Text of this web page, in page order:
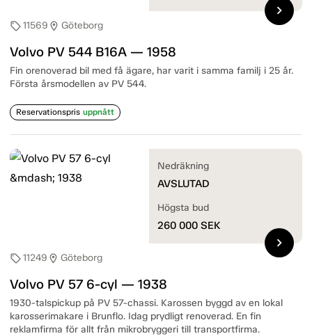
sell11569 location_on Göteborg
Volvo PV 544 B16A — 1958
Fin orenoverad bil med få ägare, har varit i samma familj i 25 år.
Första årsmodellen av PV 544.
Reservationspris uppnått
chevron_right
sell11249 location_on Göteborg
Volvo PV 57 6-cyl — 1938
1930-talspickup på PV 57-chassi. Karossen byggd av en lokal
karosserimakare i Brunflo. Idag prydligt renoverad. En fin
reklamfirma för allt från mikrobryggeri till transportfirma.
Nedräkning
AVSLUTAD
Högsta bud
260 000 SEK
chevron_right